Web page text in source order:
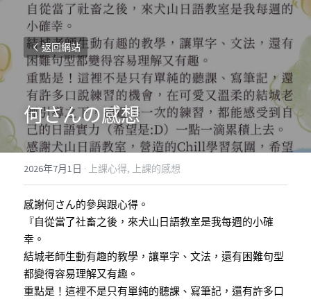
返回網站
何さんの感想
2026年7月1日 · 上課心得, 上課的感想
感謝何さん的參與跟心得。
『自從當了社畜之後，來犬山日語教室是我每週的小確
幸。
結城老師生動有趣的教學，讓單字、文法，還有困難句型
都變得容易理解又有趣。
重點是！這裡不是只有單純的聽課、寫筆記，還有許多口